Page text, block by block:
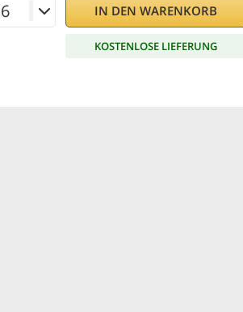
IN DEN WARENKORB
KOSTENLOSE LIEFERUNG